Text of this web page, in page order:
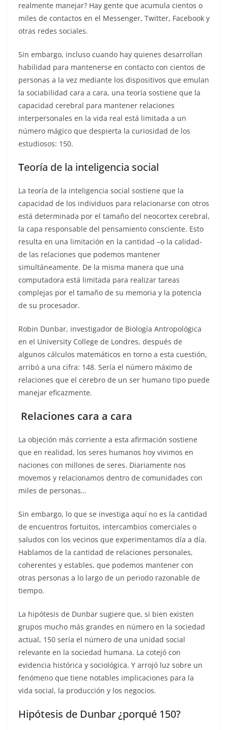
realmente manejar? Hay gente que acumula cientos o
miles de contactos en el Messenger, Twitter, Facebook y
otras redes sociales.
Sin embargo, incluso cuando hay quienes desarrollan
habilidad para mantenerse en contacto con cientos de
personas a la vez mediante los dispositivos que emulan
la sociabilidad cara a cara, una teoría sostiene que la
capacidad cerebral para mantener relaciones
interpersonales en la vida real está limitada a un
número mágico que despierta la curiosidad de los
estudiosos: 150.
Teoría de la inteligencia social
La teoría de la inteligencia social sostiene que la
capacidad de los individuos para relacionarse con otros
está determinada por el tamaño del neocortex cerebral,
la capa responsable del pensamiento consciente. Esto
resulta en una limitación en la cantidad –o la calidad-
de las relaciones que podemos mantener
simultáneamente. De la misma manera que una
computadora está limitada para realizar tareas
complejas por el tamaño de su memoria y la potencia
de su procesador.
Robin Dunbar, investigador de Biología Antropológica
en el University College de Londres, después de
algunos cálculos matemáticos en torno a esta cuestión,
arribó a una cifra: 148. Sería el número máximo de
relaciones que el cerebro de un ser humano tipo puede
manejar eficazmente.
Relaciones cara a cara
La objeción más corriente a esta afirmación sostiene
que en realidad, los seres humanos hoy vivimos en
naciones con millones de seres. Diariamente nos
movemos y relacionamos dentro de comunidades con
miles de personas…
Sin embargo, lo que se investiga aquí no es la cantidad
de encuentros fortuitos, intercambios comerciales o
saludos con los vecinos que experimentamos día a día.
Hablamos de la cantidad de relaciones personales,
coherentes y estables, que podemos mantener con
otras personas a lo largo de un periodo razonable de
tiempo.
La hipótesis de Dunbar sugiere que, si bien existen
grupos mucho más grandes en número en la sociedad
actual, 150 sería el número de una unidad social
relevante en la sociedad humana. La cotejó con
evidencia histórica y sociológica. Y arrojó luz sobre un
fenómeno que tiene notables implicaciones para la
vida social, la producción y los negocios.
Hipótesis de Dunbar ¿porqué 150?